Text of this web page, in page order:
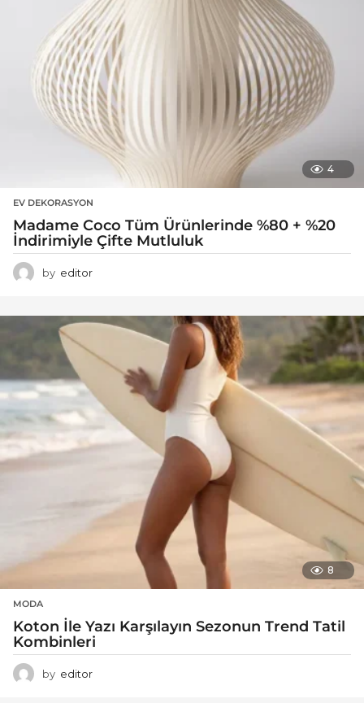
4
EV DEKORASYON
Madame Coco Tüm Ürünlerinde %80 + %20
İndirimiyle Çifte Mutluluk
by editor
8
MODA
Koton İle Yazı Karşılayın Sezonun Trend Tatil
Kombinleri
by editor